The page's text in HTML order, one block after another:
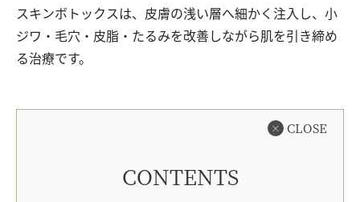
スキンボトックスは、皮膚の浅い層へ細かく注入し、小
ジワ・毛穴・皮脂・たるみを改善しながら肌を引き締め
る治療です。
CONTENTS
CLOSE